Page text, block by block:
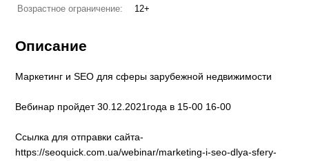
Возрастное ограничение:
12+
Описание
Маркетинг и SEO для сферы зарубежной недвижимости
Вебинар пройдет 30.12.2021года в 15-00 16-00
Ссылка для отправки сайта-
https://seoquick.com.ua/webinar/marketing-i-seo-dlya-sfery-